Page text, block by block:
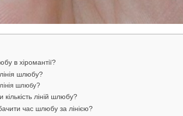
в хіромантії?
шлюбу?
шлюбу?
кількість ліній шлюбу?
час шлюбу за лінією?